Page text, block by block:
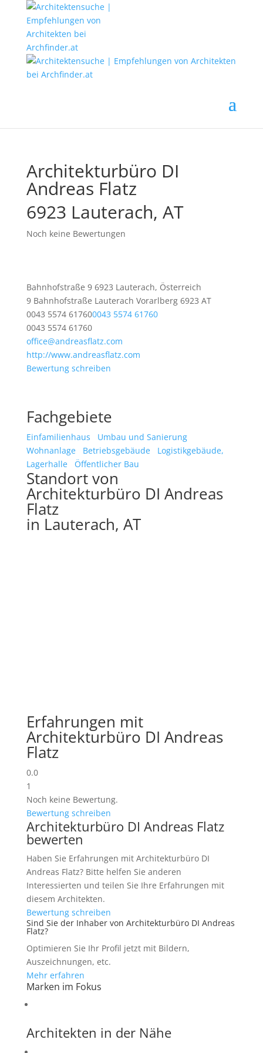
Architekturbüro DI
Andreas Flatz
6923 Lauterach, AT
Noch keine Bewertungen
Bahnhofstraße 9 6923 Lauterach, Österreich
9 Bahnhofstraße Lauterach Vorarlberg 6923 AT
0043 5574 617600043 5574 61760
0043 5574 61760
office@andreasflatz.com
http://www.andreasflatz.com
Bewertung schreiben
Fachgebiete
Einfamilienhaus
Umbau und Sanierung
Wohnanlage
Betriebsgebäude
Logistikgebäude,
Lagerhalle
Öffentlicher Bau
Standort von
Architekturbüro DI Andreas
Flatz
in Lauterach, AT
Erfahrungen mit
Architekturbüro DI Andreas
Flatz
0.0
1
Noch keine Bewertung.
Bewertung schreiben
Architekturbüro DI Andreas Flatz
bewerten
Haben Sie Erfahrungen mit Architekturbüro DI
Andreas Flatz? Bitte helfen Sie anderen
Interessierten und teilen Sie Ihre Erfahrungen mit
diesem Architekten.
Bewertung schreiben
Sind Sie der Inhaber von Architekturbüro DI Andreas
Flatz?
Optimieren Sie Ihr Profil jetzt mit Bildern,
Auszeichnungen, etc.
Mehr erfahren
Marken im Fokus
Architekten in der Nähe